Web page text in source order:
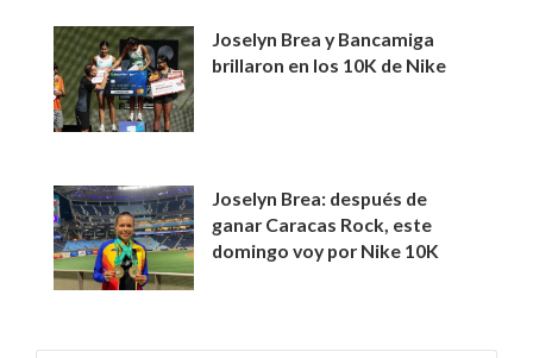
Joselyn Brea y Bancamiga
brillaron en los 10K de Nike
Joselyn Brea: después de
ganar Caracas Rock, este
domingo voy por Nike 10K